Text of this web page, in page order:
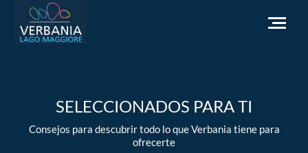
Cómo llegar
Punto de información turística
SELECCIONADOS PARA TI
Consejos para descubrir todo lo que Verbania tiene para
ofrecerte